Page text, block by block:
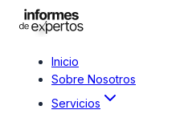
Inicio
Sobre Nosotros
Servicios